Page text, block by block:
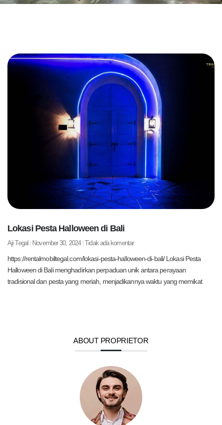
Lokasi Pesta Halloween di Bali
Aji Tegal November 30, 2024 Tidak ada komentar
https://rentalmobiltegal.com/lokasi-pesta-halloween-di-bali/ Lokasi Pesta
Halloween di Bali menghadirkan perpaduan unik antara perayaan
tradisional dan pesta yang meriah, menjadikannya waktu yang memikat
ABOUT PROPRIETOR